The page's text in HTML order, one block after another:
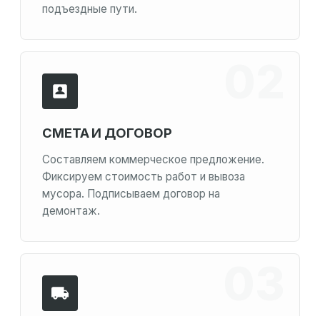
подъездные пути.
СМЕТА И ДОГОВОР
Составляем коммерческое предложение.
Фиксируем стоимость работ и вывоза
мусора. Подписываем договор на
демонтаж.